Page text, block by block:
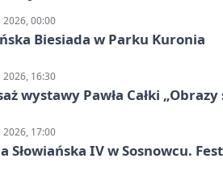
00:00
Biesiada w Parku Kuronia
16:30
wystawy Pawła Całki
17:00
Słowiańska IV w Sosnowcu.